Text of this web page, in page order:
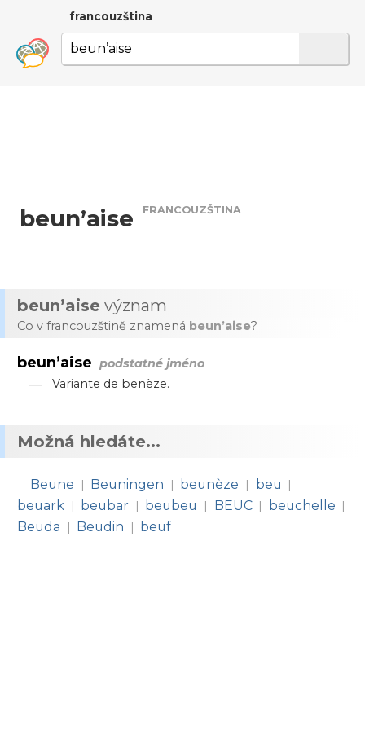
francouzština
beun’aise FRANCOUZŠTINA
beun’aise význam
Co v francouzštině znamená beun’aise?
beun’aise podstatné jméno
— Variante de benèze.
Možná hledáte...
Beune | Beuningen | beunèze | beu |
beuark | beubar | beubeu | BEUC | beuchelle |
Beuda | Beudin | beuf